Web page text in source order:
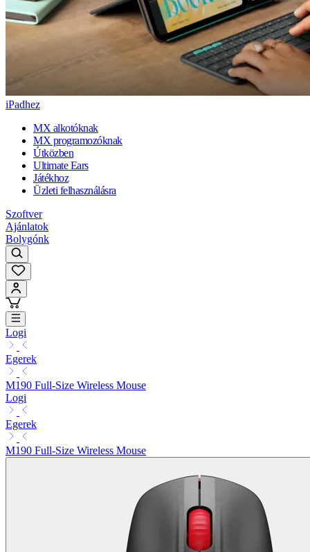
iPadhez
MX alkotóknak
MX programozóknak
Útközben
Ultimate Ears
Játékhoz
Üzleti felhasználásra
Szoftver
Ajánlatok
Bolygónk
Logi
Egerek
M190 Full-Size Wireless Mouse
Logi
Egerek
M190 Full-Size Wireless Mouse